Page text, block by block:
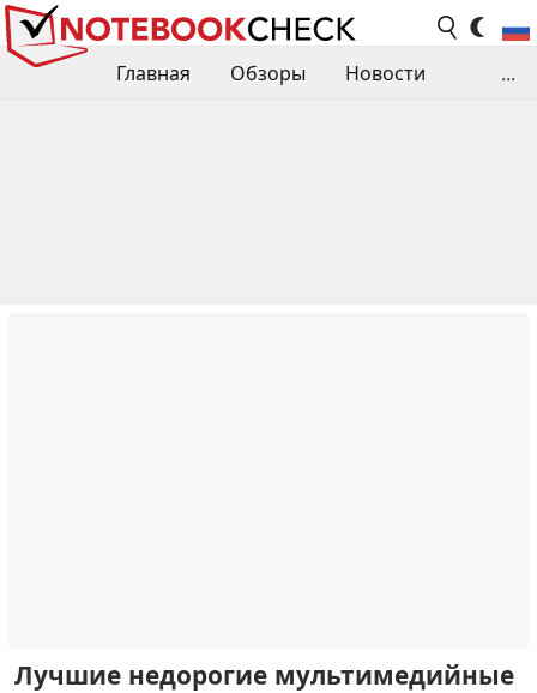
Главная Обзоры
Новости
...
Лучшие недорогие мультимедийные